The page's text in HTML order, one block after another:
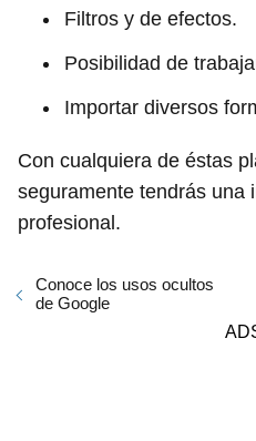
Filtros y de efectos.
Posibilidad de
Importar diversos
Con cualquiera de éstas
seguramente tendrás una
profesional.
Conoce los usos ocultos
de Google